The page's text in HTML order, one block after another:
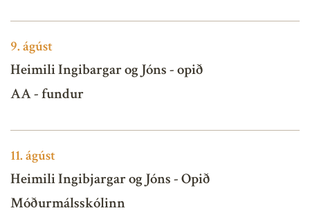
9.ágúst
Heimili Ingibargar og Jóns - opið
AA - fundur
11.ágúst
Heimili Ingibjargar og Jóns - Opið
Móðurmálsskólinn